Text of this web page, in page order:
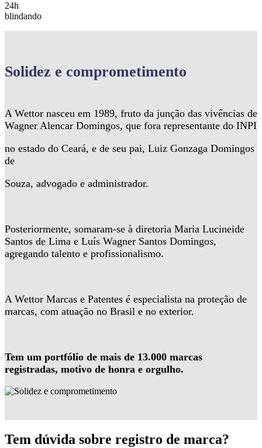
24h
blindando
Solidez e comprometimento
A Wettor nasceu em 1989, fruto da junção das vivências de
Wagner Alencar Domingos, que fora representante do INPI
no estado do Ceará, e de seu pai, Luiz Gonzaga Domingos
de
Souza, advogado e administrador.
Posteriormente, somaram-se à diretoria Maria Lucineide
Santos de Lima e Luís Wagner Santos Domingos,
agregando talento e profissionalismo.
A Wettor Marcas e Patentes é especialista na proteção de
marcas, com atuação no Brasil e no exterior.
Tem um portfólio de mais de 13.000 marcas
registradas, motivo de honra e orgulho.
Tem dúvida sobre registro de marca?